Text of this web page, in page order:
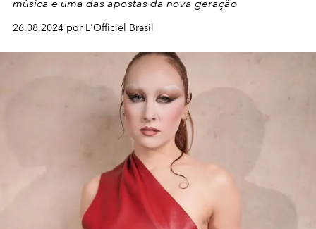
música e uma das apostas da nova geração
26.08.2024 por L'Officiel Brasil